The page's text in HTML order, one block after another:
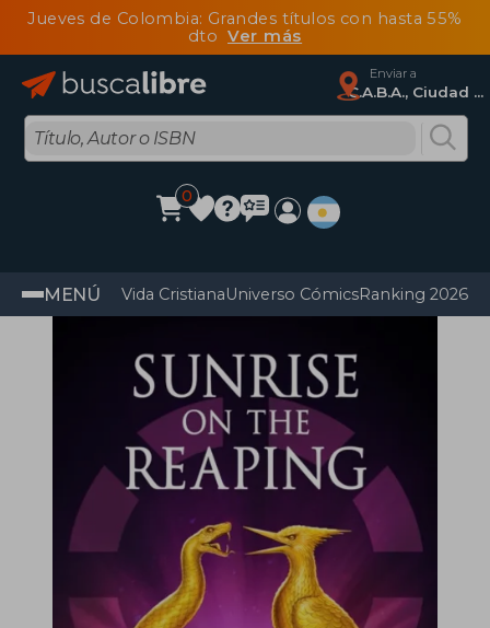
Jueves de Colombia: Grandes títulos con hasta 55%
dtoVer más
Enviar a
C.A.B.A., Ciudad Autónoma De Buenos Aires
0
MENÚ Vida CristianaUniverso CómicsRanking 2026